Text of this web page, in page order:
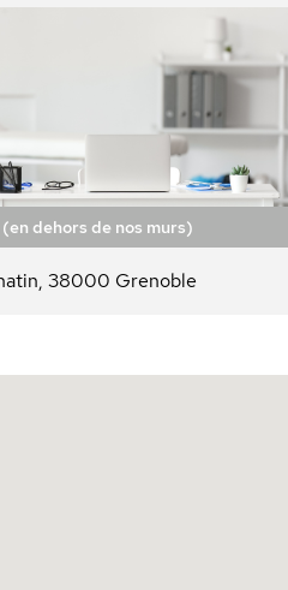
dehors de nos murs)
38000 Grenoble